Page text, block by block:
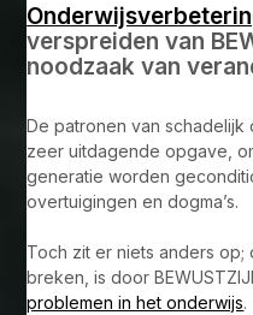
verspreiden van
noodzaak van
De patronen van
zeer uitdagende opgave,
generatie worden
overtuigingen en dogma’s.
Toch zit er niets anders op;
breken, is door
problemen in het onderwijs.